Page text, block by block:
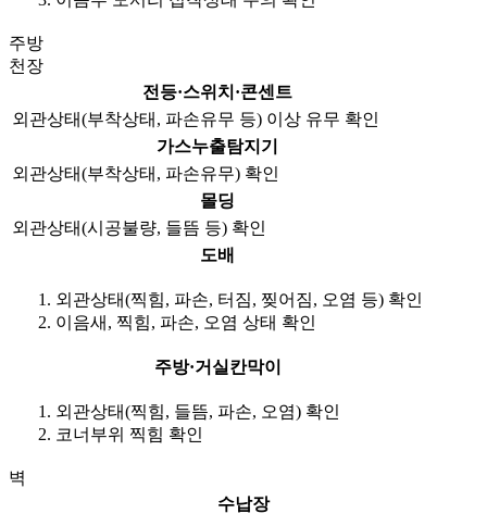
주방
천장
전등·스위치·콘센트
외관상태(부착상태, 파손유무 등) 이상 유무 확인
가스누출탐지기
외관상태(부착상태, 파손유무) 확인
몰딩
외관상태(시공불량, 들뜸 등) 확인
도배
외관상태(찍힘, 파손, 터짐, 찢어짐, 오염 등) 확인
이음새, 찍힘, 파손, 오염 상태 확인
주방·거실칸막이
외관상태(찍힘, 들뜸, 파손, 오염) 확인
코너부위 찍힘 확인
벽
수납장